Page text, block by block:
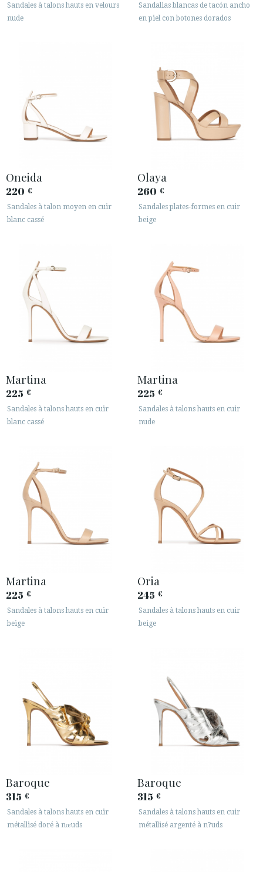
Sandales à talons hauts en velours
nude
Sandalias blancas de tacón ancho
en piel con botones dorados
Oneida
220 €
Sandales à talon moyen en cuir
blanc cassé
Olaya
260 €
Sandales plates-formes en cuir
beige
Martina
225 €
Sandales à talons hauts en cuir
blanc cassé
Martina
225 €
Sandales à talons hauts en cuir
nude
Martina
225 €
Sandales à talons hauts en cuir
beige
Oria
245 €
Sandales à talons hauts en cuir
beige
Baroque
315 €
Sandales à talons hauts en cuir
métallisé doré à nœuds
Baroque
315 €
Sandales à talons hauts en cuir
métallisé argenté à n?uds